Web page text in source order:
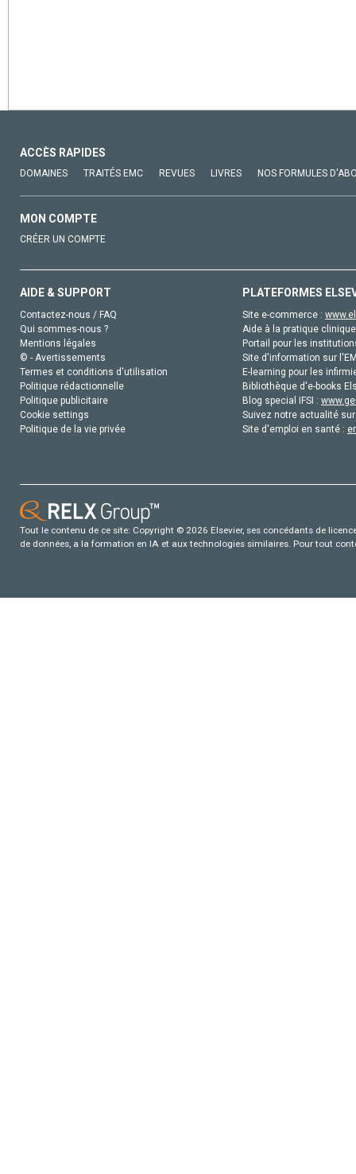
ACCÈS RAPIDES
DOMAINES TRAITÉS EMC REVUES LIVRES NOS FORMULES
MON COMPTE
CRÉER UN COMPTE
AIDE & SUPPORT
Contactez-nous / FAQ
Qui sommes-nous ?
Mentions légales
© - Avertissements
Termes et conditions d'utilisation
Politique rédactionnelle
Politique publicitaire
Cookie settings
Politique de la vie privée
PLATEFORMES
Site e-commerce :
Aide à la pratique
Portail pour les
Site d'information sur
E-learning pour les
Bibliothèque d'e-books
Blog special IFSI :
Suivez notre actualité
Site d'emploi en santé :
Tout le contenu de ce site: Copyright © 2026 Elsevier, ses concédants de
de données, a la formation en IA et aux technologies similaires. Pour tout